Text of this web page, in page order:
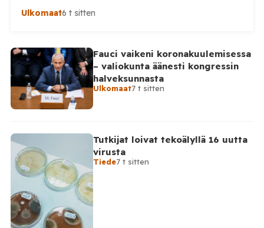
torjui yön aikana 295 ukrainalaista lennokkia. Iskuissa
ilmapuolustus torjui yön aikana yhteensä 295
ukrainalaista lennokkia. Lennokkeja kerrotaan torjutun
useiden Venäjän alueiden sekä Mustanmeren ja
Asovanmeren yllä. Vakavimmat […]
Ulkomaat6 t sitten
Fauci vaikeni koronakuulemisessa
– valiokunta äänesti kongressin
halveksunnasta
Ulkomaat7 t sitten
Tutkijat loivat tekoälyllä 16 uutta
virusta
Tiede7 t sitten